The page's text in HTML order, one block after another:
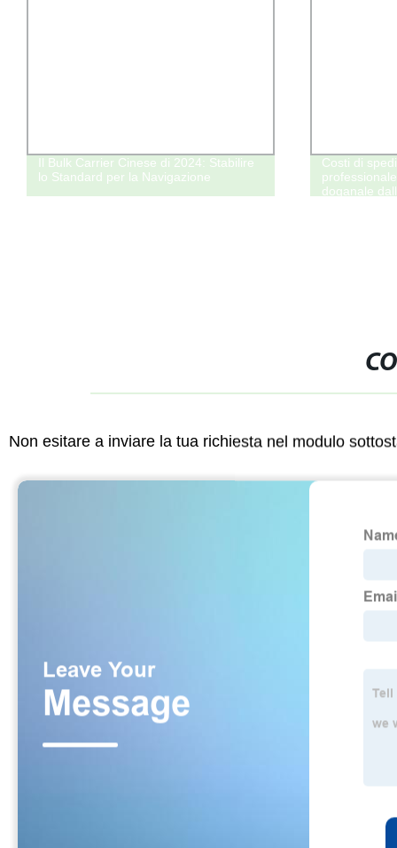
Il Bulk Carrier Cinese di 2024: Stabilire
lo Standard per la Navigazione
Costi di
doganale
Non esitare a inviare la tua richiesta nel modulo